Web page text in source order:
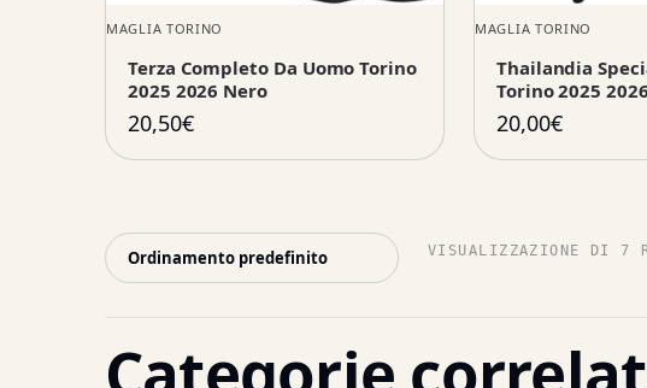
MAGLIA TORINO
Terza Completo Da Uomo Torino
2025 2026 Nero
20,50€
MAGLIA TORINO
Thailandia
Torino 2025
20,00€
VISUALIZZAZIONE DI 7